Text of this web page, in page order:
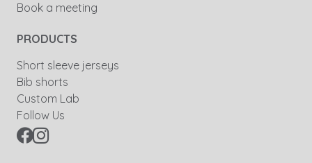
Book a meeting
PRODUCTS
Short sleeve jerseys
Bib shorts
Custom Lab
Follow Us